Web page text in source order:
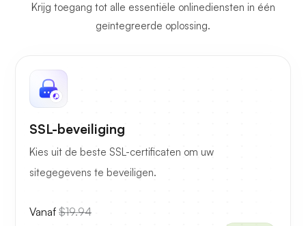
Krijg toegang tot alle essentiële onlinediensten in één
geïntegreerde oplossing.
SSL-beveiliging
Kies uit de beste SSL-certificaten om uw
sitegegevens te beveiligen.
Vanaf $19.94